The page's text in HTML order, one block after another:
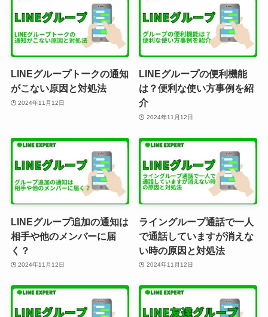
LINEグループトークの通知
がこない原因と対処法
2024年11月12日
LINEグループの便利機能
は？便利な使い方事例を紹
介
2024年11月12日
LINEグループ追加の通知は
相手や他のメンバーに届
く？
2024年11月12日
ライングループ通話で一人
で通話していますが消えな
い時の原因と対処法
2024年11月12日